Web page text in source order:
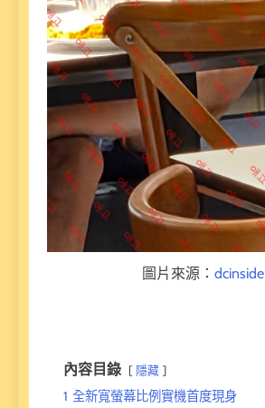
圖片來源： dcinside
內容目錄 隱藏
1 全新寬螢幕比例實機首度現身